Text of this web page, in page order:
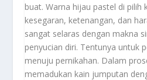
buat. Warna hijau pastel di pilih
kesegaran, ketenangan, dan
sangat selaras dengan makna
penyucian diri. Tentunya untuk
menuju pernikahan. Dalam
memadukan kain jumputan